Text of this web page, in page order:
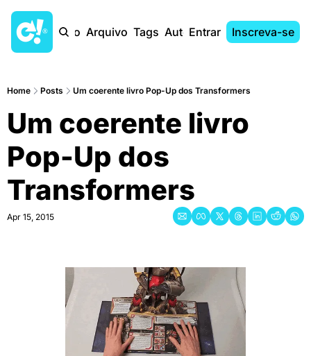
Início Arquivo Tags AutoresEntrar Inscreva-se
Home Posts Um coerente livro Pop-Up dos Transformers
Um coerente livro
Pop-Up dos
Transformers
Apr 15, 2015